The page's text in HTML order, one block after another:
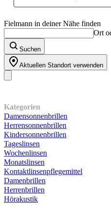
Fielmann in deiner Nähe finden
Ort
Suchen
Aktuellen Standort verwenden
Kategorien
Damensonnenbrillen
Herrensonnenbrillen
Kindersonnenbrillen
Tageslinsen
Wochenlinsen
Monatslinsen
Kontaktlinsenpflegemittel
Damenbrillen
Herrenbrillen
Hörakustik